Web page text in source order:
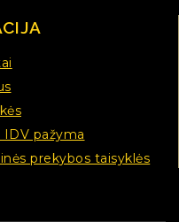
pažyma
prekybos taisyklės